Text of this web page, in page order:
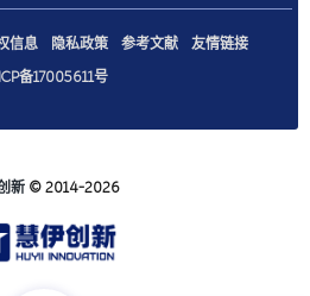
信息 隐私政策 参考文献
友情链接
备17005611号
新 © 2014-2026